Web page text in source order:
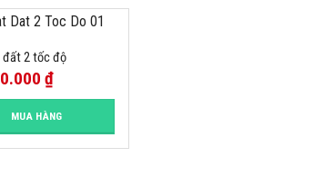
đất 2 tốc độ
₫
MUA HÀNG